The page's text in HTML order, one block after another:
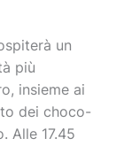
un
più
insieme ai
dei choco-
Alle 17.45